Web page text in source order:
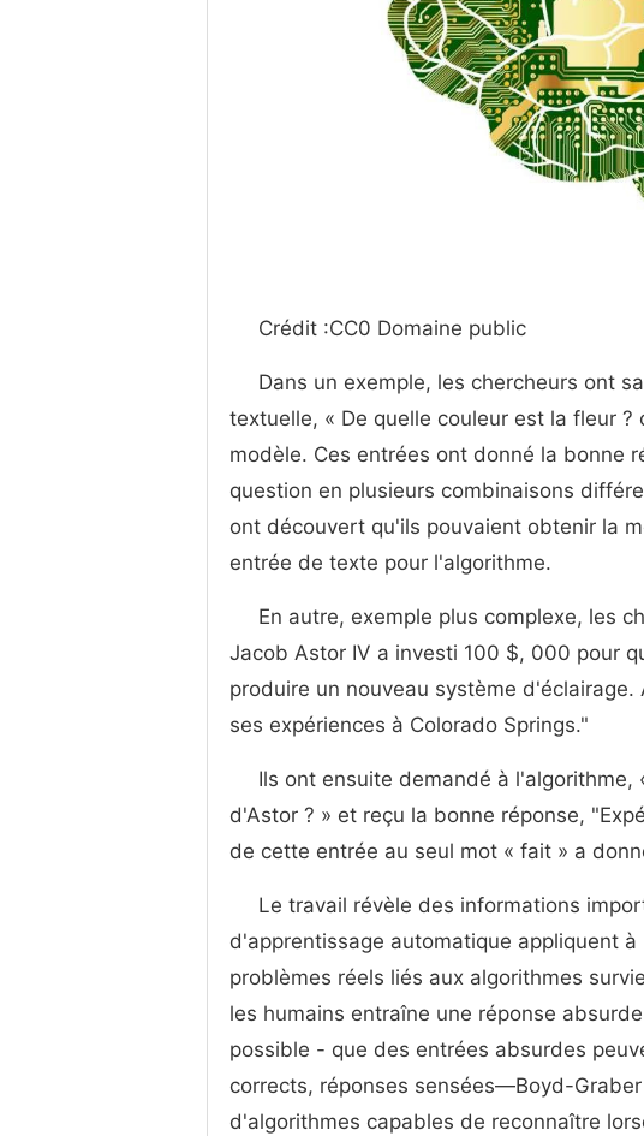
Crédit :CC0 Domaine public
Dans un exemple, les chercheurs ont
textuelle, « De quelle couleur est la fleur
modèle. Ces entrées ont donné la bonne
question en plusieurs combinaisons
ont découvert qu'ils pouvaient obtenir la
entrée de texte pour l'algorithme.
En autre, exemple plus complexe, les
Jacob Astor IV a investi 100 $, 000 pour
produire un nouveau système
ses expériences à Colorado Springs."
Ils ont ensuite demandé à
d'Astor ? » et reçu la bonne réponse,
de cette entrée au seul mot « fait » a
Le travail révèle des informations
d'apprentissage automatique appliquent
problèmes réels liés aux algorithmes
les humains entraîne une réponse
possible - que des entrées absurdes
corrects, réponses sensées—Boyd-
d'algorithmes capables de reconnaître